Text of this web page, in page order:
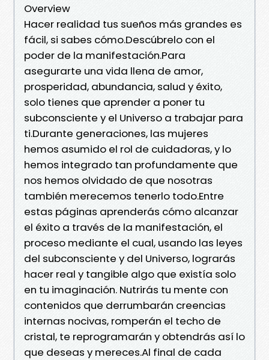
Overview
Hacer realidad tus sueños más grandes es
fácil, si sabes cómo.Descúbrelo con el
poder de la manifestación.Para
asegurarte una vida llena de amor,
prosperidad, abundancia, salud y éxito,
solo tienes que aprender a poner tu
subconsciente y el Universo a trabajar para
ti.Durante generaciones, las mujeres
hemos asumido el rol de cuidadoras, y lo
hemos integrado tan profundamente que
nos hemos olvidado de que nosotras
también merecemos tenerlo todo.Entre
estas páginas aprenderás cómo alcanzar
el éxito a través de la manifestación, el
proceso mediante el cual, usando las leyes
del subconsciente y del Universo, lograrás
hacer real y tangible algo que existía solo
en tu imaginación. Nutrirás tu mente con
contenidos que derrumbarán creencias
internas nocivas, romperán el techo de
cristal, te reprogramarán y obtendrás así lo
que deseas y mereces.Al final de cada